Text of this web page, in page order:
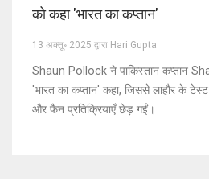
को कहा 'भारत का कप्तान'
13 अक्तू॰ 2025 द्वारा Hari Gupta
Shaun Pollock ने पाकिस्तान कप्तान
'भारत का कप्तान' कहा, जिससे लाहौर के टेस्ट
और फैन प्रतिक्रियाएँ छेड़ गईं।